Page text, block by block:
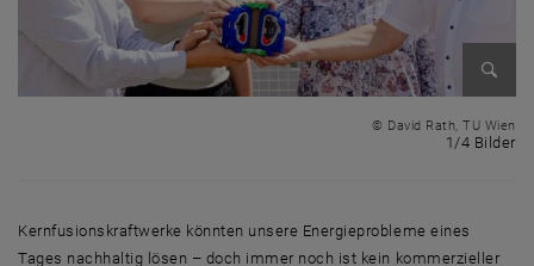
© David Rath, TU Wien
1/4 Bilder
Kernfusionskraftwerke könnten unsere Energieprobleme eines
Tages nachhaltig lösen – doch immer noch ist kein kommerzieller